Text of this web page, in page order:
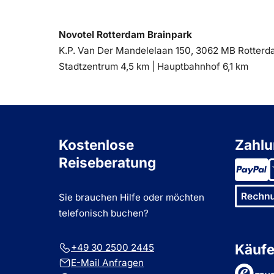
Novotel Rotterdam Brainpark
K.P. Van Der Mandelelaan 150, 3062 MB
Entfernung
Stadtzentrum 4,5 km | Entfernung
Hauptbahnhof 6,1 km
Kostenlose
Reiseberatung
Sie brauchen Hilfe oder möchten
telefonisch buchen?
+49 30 2500 2445
E-Mail Anfragen